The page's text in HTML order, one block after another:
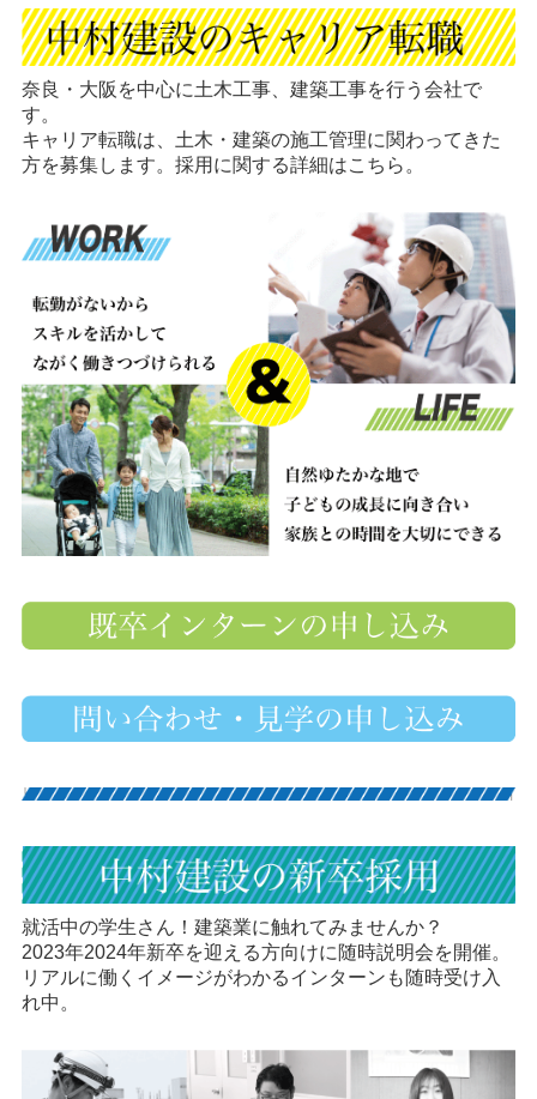
奈良・大阪を中心に土木工事、建築工事を行う会社で
す。
キャリア転職は、土木・建築の施工管理に関わってきた
方を募集します。採用に関する詳細はこちら。
就活中の学生さん！建築業に触れてみませんか？
2023年2024年新卒を迎える方向けに随時説明会を開催。
リアルに働くイメージがわかるインターンも随時受け入
れ中。